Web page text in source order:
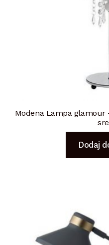
Modena Lampa glamour
Dodaj